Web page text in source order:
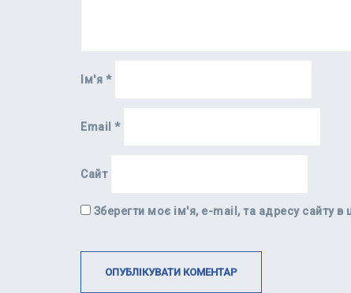
Ім'я *
Email *
Сайт
Зберегти моє ім'я, e-mail, та адресу сайту